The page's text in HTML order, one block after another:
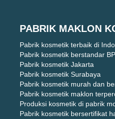
PABRIK MAKLON
Pabrik kosmetik terbaik di
Pabrik kosmetik berstandar
Pabrik kosmetik Jakarta
Pabrik kosmetik Surabaya
Pabrik kosmetik murah dan
Pabrik kosmetik maklon
Produksi kosmetik di pabrik
Pabrik kosmetik bersertifikat